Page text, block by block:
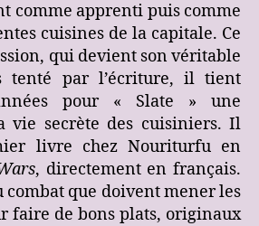
comme apprenti puis comme
cuisines de la capitale. Ce
qui devient son véritable
tenté par l’écriture, il tient
pour « Slate » une
vie secrète des cuisiniers. Il
livre chez Nouriturfu en
, directement en français.
que doivent mener les
faire de bons plats, originaux